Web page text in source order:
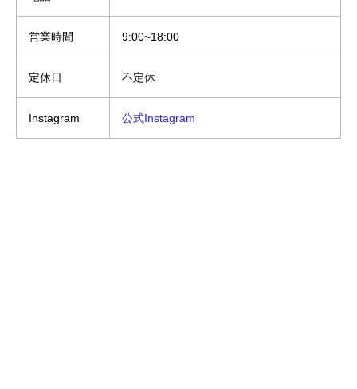
営業時間 9:00~18:00
定休日 不定休
Instagram 公式Instagram